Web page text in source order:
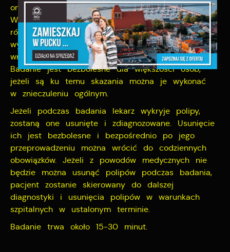
on przez odbyt do oczyszczonego jelita grubego.
W trakcie badania do jelita wprowadzane jest
również powietrze. Ułatwia ono lekarzowi
wykonującemu badanie dokładne obejrzenie
wnętrza jelita pacjenta w dużym powiększeniu.
Badanie jest bezbolesne dla większości osób,
jeżeli są ku temu skazania można je wykonać
w znieczuleniu ogólnym.
Jeżeli podczas badania lekarz wykryje polipy,
zostaną one usunięte i zdiagnozowane. Usunięcie
ich jest bezbolesne i bezpośrednio po jego
przeprowadzeniu można wrócić do codziennych
obowiązków. Jeżeli z powodów medycznych nie
będzie można usunąć polipów podczas badania,
pacjent zostanie skierowany do dalszej
diagnostyki i usunięcia polipów w warunkach
szpitalnych w ustalonym terminie.
Badanie trwa około 15-30 minut.